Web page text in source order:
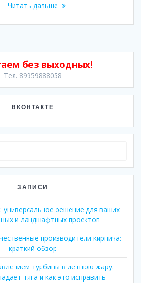
Читать дальше
без выходных!
Тел. 89959888058
ВКОНТАКТЕ
ЗАПИСИ
универсальное решение для ваших
и ландшафтных проектов
производители кирпича:
краткий обзор
турбины в летнюю жару:
тяга и как это исправить